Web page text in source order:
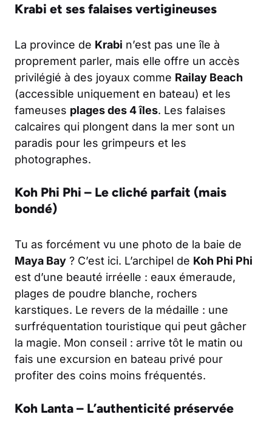
Krabi et ses falaises vertigineuses
La province de Krabi n’est pas une île à
proprement parler, mais elle offre un accès
privilégié à des joyaux comme Railay Beach
(accessible uniquement en bateau) et les
fameuses plages des 4 îles. Les falaises
calcaires qui plongent dans la mer sont un
paradis pour les grimpeurs et les
photographes.
Koh Phi Phi – Le cliché parfait (mais
bondé)
Tu as forcément vu une photo de la baie de
Maya Bay ? C’est ici. L’archipel de Koh Phi Phi
est d’une beauté irréelle : eaux émeraude,
plages de poudre blanche, rochers
karstiques. Le revers de la médaille : une
surfréquentation touristique qui peut gâcher
la magie. Mon conseil : arrive tôt le matin ou
fais une excursion en bateau privé pour
profiter des coins moins fréquentés.
Koh Lanta – L’authenticité préservée